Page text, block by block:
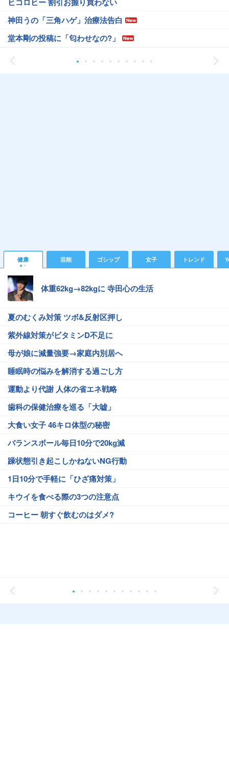
神田うの「三角ハゲ」治療法告白
堂本剛の投稿に「匂わせなの?」
健康 芸能 ゴシップ 女子 トレンド
体重62kg→82kgに 寺田心の生活
夏のむくみ対策 ツボ&反射区押し
紫外線対策がビタミンD不足に
母が娘に減量強要→家庭内別居へ
睡眠時の悩みを解消する過ごし方
運動より代謝 人体の省エネ戦略
歯科の保健治療を巡る「大嘘」
大食い女子 46キロ体型の秘密
バランスボール毎日10分で20kg減
躁状態引き起こしかねないNG行動
1日10分で手軽に「ひざ痛対策」
キウイを食べる際の3つの注意点
コーヒー 朝すぐ飲むのはダメ?